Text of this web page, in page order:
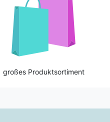
großes Produktsortiment